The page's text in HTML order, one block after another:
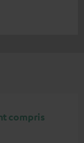
compris